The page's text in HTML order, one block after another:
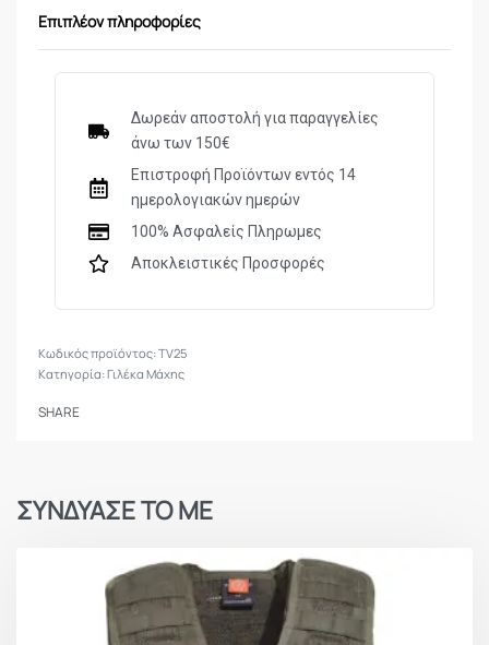
Επιπλέον πληροφορίες
Δωρεάν αποστολή για παραγγελίες
άνω των 150€
Επιστροφή Προϊόντων εντός 14
ημερολογιακών ημερών
100% Ασφαλείς Πληρωμες
Αποκλειστικές Προσφορές
TV25
Κατηγορία:Γιλέκα Μάχης
SHARE
ΣΥΝΔΥΑΣΕ ΤΟ ΜΕ